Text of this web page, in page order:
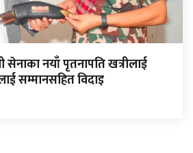
सेनाका नयाँ पृतनापति खत्रीलाई
सम्मानसहित विदाइ